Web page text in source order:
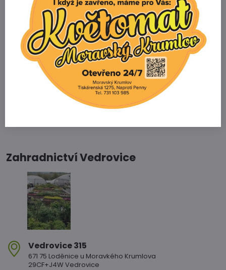
Zahradnictví Kopetka
Vedrovice 315
671 75 Loděnice u Moravského Krumlova
Telefon
+420 731 103 985
Prodejna
+420 607 042 662
info@zahradnictvikopetka.cz
Zahradnictví Vedrovice
Vedrovice 315
671 75 Loděnice u Moravkého Krumlova
29CF+J4W Vedrovice